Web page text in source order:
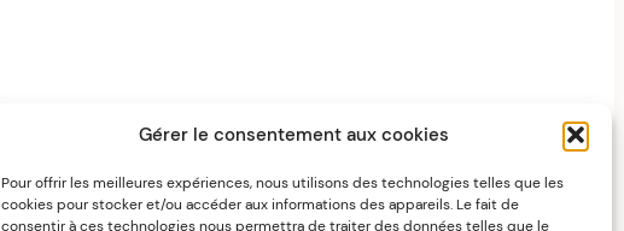
Gérer le consentement aux cookies
Pour offrir les meilleures expériences, nous utilisons des technologies telles que les
cookies pour stocker et/ou accéder aux informations des appareils. Le fait de
consentir à ces technologies nous permettra de traiter des données telles que le